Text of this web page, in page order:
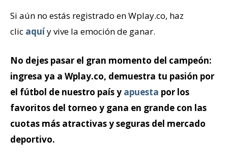
Si aún no estás registrado en Wplay.co, haz
clic aquíy vive la emoción de ganar.
No dejes pasar el gran momento del campeón:
ingresa ya a Wplay.co, demuestra tu pasión por
el fútbol de nuestro país y apuesta por los
favoritos del torneo y gana en grande con las
cuotas más atractivas y seguras del mercado
deportivo.